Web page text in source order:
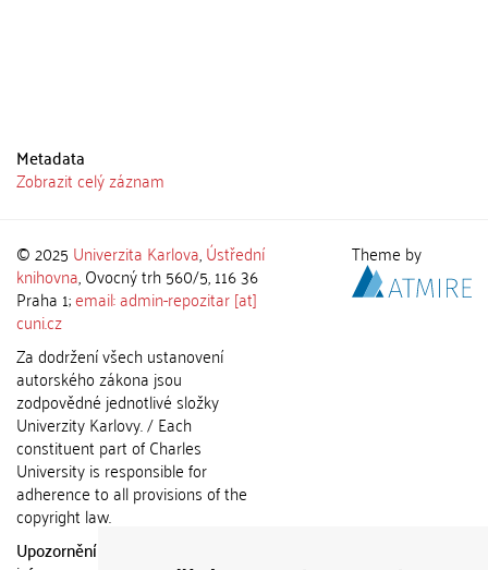
Metadata
Zobrazit celý záznam
© 2025 Univerzita Karlova,Ústřední
knihovna, Ovocný trh 560/5, 116 36
Praha 1;email: admin-repozitar [at]
cuni.cz
Za dodržení všech ustanovení
autorského zákona jsou
zodpovědné jednotlivé složky
Univerzity Karlovy. / Each
constituent part of Charles
University is responsible for
adherence to all provisions of the
copyright law.
Upozornění / Notice:
Theme by